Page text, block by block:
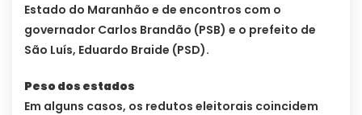
Estado do Maranhão e de encontros com o
governador Carlos Brandão (PSB) e o prefeito de
São Luís, Eduardo Braide (PSD).
Peso dos estados
Em alguns casos, os redutos eleitorais coincidem